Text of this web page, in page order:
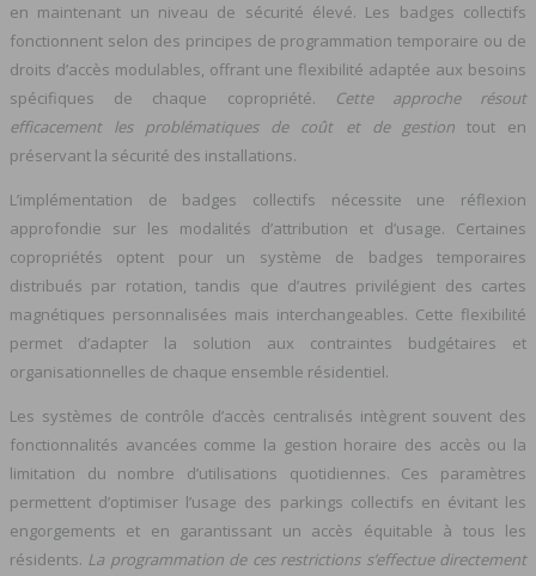
en maintenant un niveau de sécurité élevé. Les badges collectifs
fonctionnent selon des principes de programmation temporaire ou de
droits d’accès modulables, offrant une flexibilité adaptée aux besoins
spécifiques de chaque copropriété.
Cette approche résout
efficacement les problématiques de coût et de gestiontout en
préservant la sécurité des installations.
L’implémentation de badges collectifs nécessite une réflexion
approfondie sur les modalités d’attribution et d’usage. Certaines
copropriétés optent pour un système de badges temporaires
distribués par rotation, tandis que d’autres privilégient des cartes
magnétiques personnalisées mais interchangeables. Cette flexibilité
permet d’adapter la solution aux contraintes budgétaires et
organisationnelles de chaque ensemble résidentiel.
Les systèmes de contrôle d’accès centralisés intègrent souvent des
fonctionnalités avancées comme la gestion horaire des accès ou la
limitation du nombre d’utilisations quotidiennes. Ces paramètres
permettent d’optimiser l’usage des parkings collectifs en évitant les
engorgements et en garantissant un accès équitable à tous les
résidents. La programmation de ces restrictions s’effectue directement